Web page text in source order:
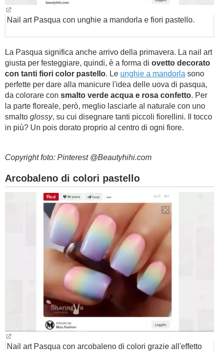
Nail art Pasqua con unghie a mandorla e fiori pastello.
La Pasqua significa anche arrivo della primavera. La nail art
giusta per festeggiare, quindi, è a forma di ovetto decorato
con tanti fiori color pastello. Le unghie a mandorla sono
perfette per dare alla manicure l'idea delle uova di pasqua,
da colorare con smalto verde acqua e rosa confetto. Per
la parte floreale, però, meglio lasciarle al naturale con uno
smalto glossy, su cui disegnare tanti piccoli fiorellini. Il tocco
in più? Un pois dorato proprio al centro di ogni fiore.
Copyright foto: Pinterest @Beautyhihi.com
Arcobaleno di colori pastello
Nail art Pasqua con arcobaleno di colori grazie all'effetto